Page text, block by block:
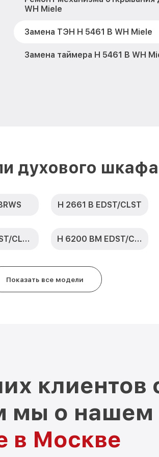
WH Miele
Замена ТЭН H 5461 B WH Miele
Замена таймера H 5461 B WH
духового
H 2661 B EDST/CLST
H 6200 B EDST/CLST H 6200 BM EDST/CLST
Показать все модели
клиентов
мы о нашем
в Москве